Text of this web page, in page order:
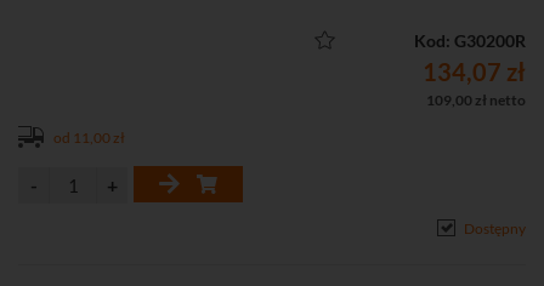
Kod: G30200R
134,07 zł
109,00 zł netto
od 11,00 zł
Dostępny